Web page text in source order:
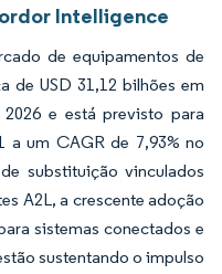
Intelligence
de equipamentos de
de USD 31,12 bilhões em
e está previsto para
a um CAGR de 7,93% no
substituição vinculados
A2L, a crescente adoção
sistemas conectados e
sustentando o impulso